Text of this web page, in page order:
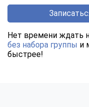
Нет времени ждать
без набора группы и
быстрее!